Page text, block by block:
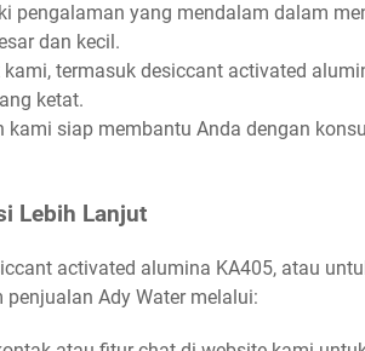
pengalaman yang mendalam dalam
dan kecil.
termasuk desiccant activated
ketat.
kami siap membantu Anda dengan
Lebih Lanjut
activated alumina KA405, atau
Ady Water melalui: